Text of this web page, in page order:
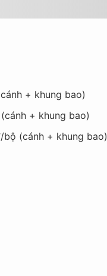
+ khung bao)
+ khung bao)
bộ (cánh + khung bao)